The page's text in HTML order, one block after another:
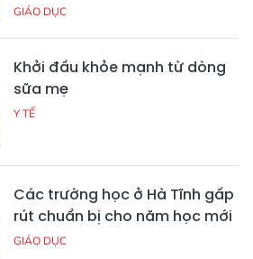
GIÁO DỤC
Khởi đầu khỏe mạnh từ dòng
sữa mẹ
Y TẾ
Các trường học ở Hà Tĩnh gấp
rút chuẩn bị cho năm học mới
GIÁO DỤC